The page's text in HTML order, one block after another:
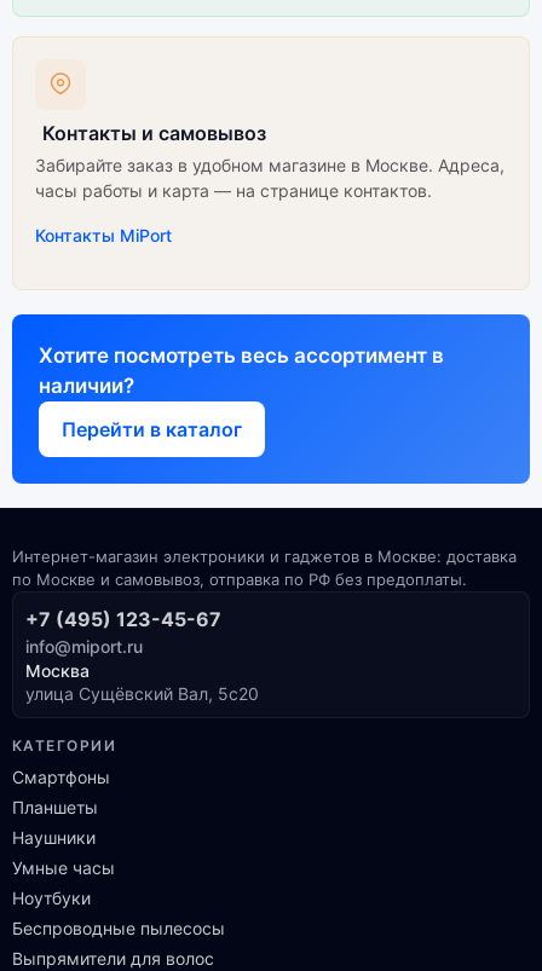
Контакты и самовывоз
Забирайте заказ в удобном магазине в Москве. Адреса,
часы работы и карта — на странице контактов.
Контакты MiPort
Хотите посмотреть весь ассортимент в
наличии?
Перейти в каталог
Интернет-магазин электроники и гаджетов в Москве: доставка
по Москве и самовывоз, отправка по РФ без предоплаты.
+7 (495) 123-45-67
info@miport.ru
Москва
улица Сущёвский Вал, 5с20
КАТЕГОРИИ
Смартфоны
Планшеты
Наушники
Умные часы
Ноутбуки
Беспроводные пылесосы
Выпрямители для волос